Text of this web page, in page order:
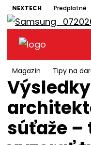
NEXTECH Predplatné
Magazín Tipy na
Výsledky
súťaže